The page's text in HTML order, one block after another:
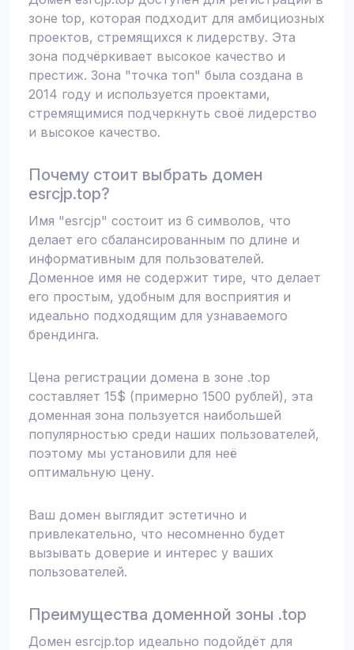
зоне top, которая подходит для амбициозных
проектов, стремящихся к лидерству. Эта
зона подчёркивает высокое качество и
престиж. Зона "точка топ" была создана в
2014 году и используется проектами,
стремящимися подчеркнуть своё лидерство
и высокое качество.
Почему стоит выбрать домен
esrcjp.top?
Имя "esrcjp" состоит из 6 символов, что
делает его сбалансированным по длине и
информативным для пользователей.
Доменное имя не содержит тире, что делает
его простым, удобным для восприятия и
идеально подходящим для узнаваемого
брендинга.
Цена регистрации домена в зоне .top
составляет 15$ (примерно 1500 рублей), эта
доменная зона пользуется наибольшей
популярностью среди наших пользователей,
поэтому мы установили для неё
оптимальную цену.
Ваш домен выглядит эстетично и
привлекательно, что несомненно будет
вызывать доверие и интерес у ваших
пользователей.
Преимущества доменной зоны .top
Домен esrcjp.top идеально подойдёт для